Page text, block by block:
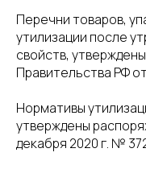
Перечни товаров,
утилизации после
свойств,
Правительства РФ
Нормативы
утверждены
декабря 2020 г. №